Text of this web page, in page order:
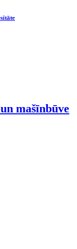
mašīnbūve